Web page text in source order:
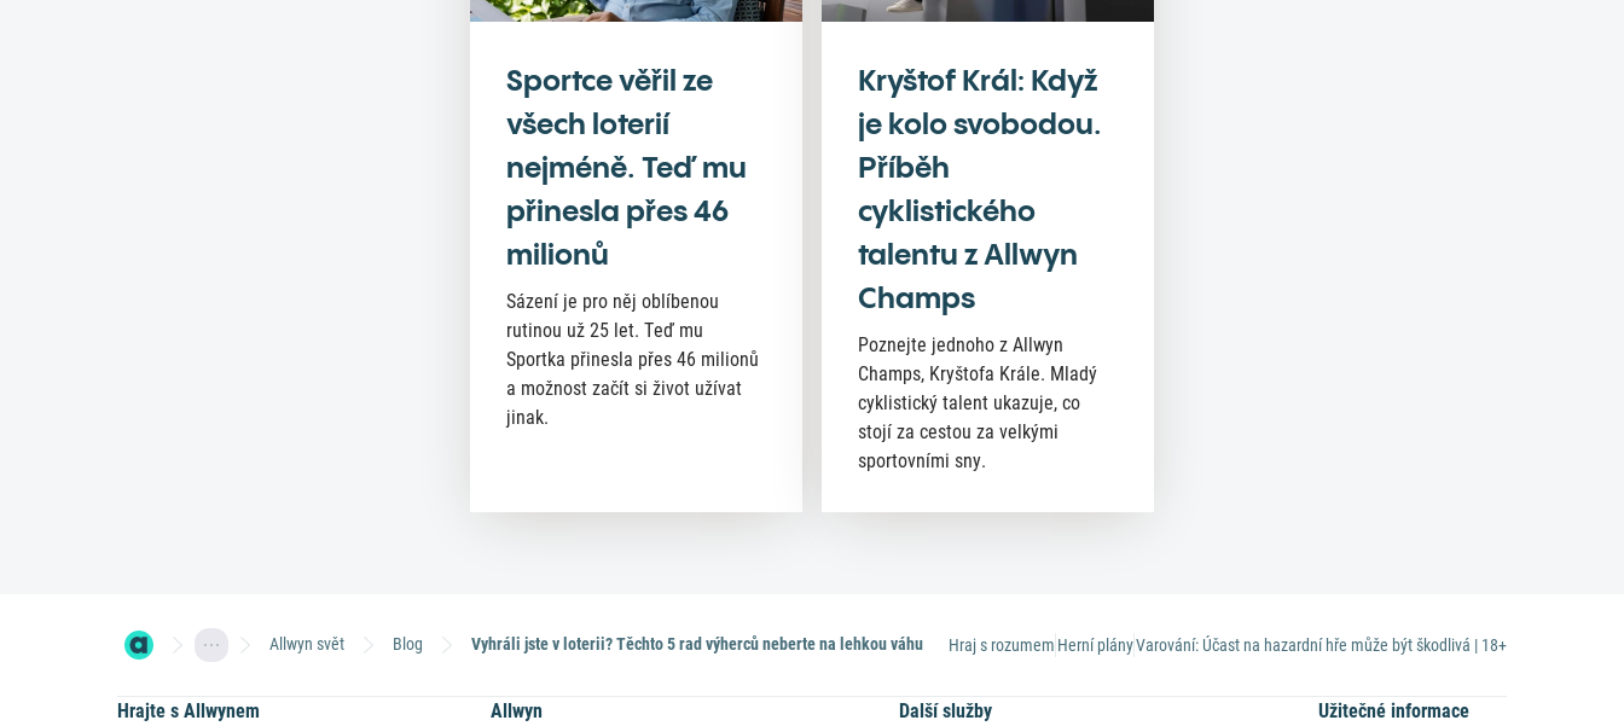
Sportce věřil ze
všech loterií
nejméně. Teď mu
přinesla přes 46
milionů
Sázení je pro něj oblíbenou
rutinou už 25 let. Teď mu
Sportka přinesla přes 46 milionů
a možnost začít si život užívat
jinak.
Kryštof Král: Když
je kolo svobodou.
Příběh
cyklistického
talentu z Allwyn
Champs
Poznejte jednoho z Allwyn
Champs, Kryštofa Krále. Mladý
cyklistický talent ukazuje, co
stojí za cestou za velkými
sportovními sny.
Allwyn svět Blog Vyhráli jste v loterii? Těchto 5 rad výherců neberte na lehkou váhu Hraj s rozumem Herní plányVarování: Účast na hazardní hře může být škodlivá | 18+
Hrajte s Allwynem Allwyn Další služby Užitečné informace